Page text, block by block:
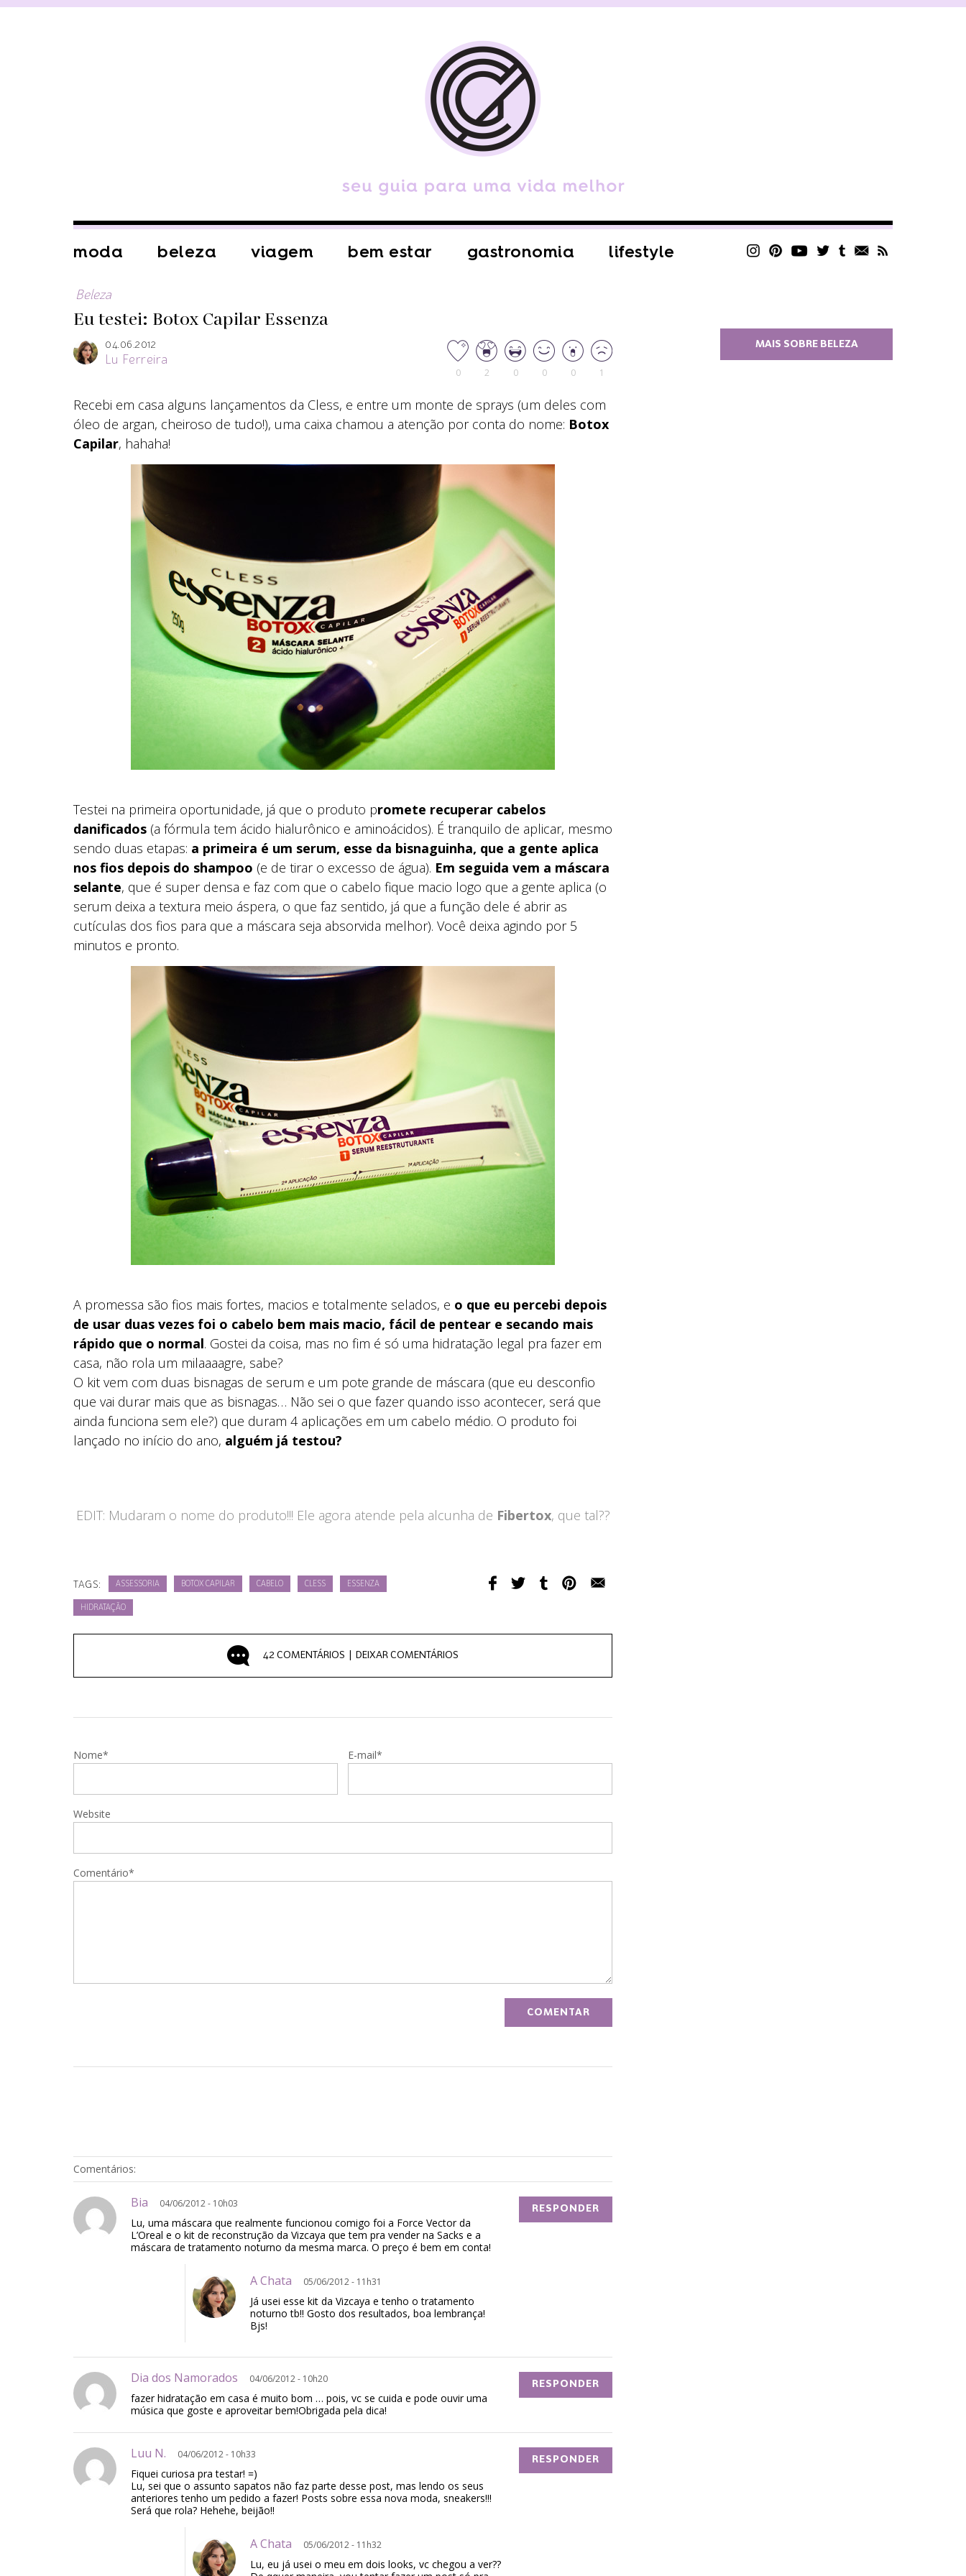
moda beleza viagem bem estar gastronomia lifestyle
Beleza
Eu testei: Botox Capilar Essenza
04.06.2012
Lu Ferreira
0 2 0 0 0 1
Recebi em casa alguns lançamentos da Cless, e entre um monte de sprays (um deles com
óleo de argan, cheiroso de tudo!), uma caixa chamou a atenção por conta do nome: Botox
Capilar, hahaha!
Testei na primeira oportunidade, já que o produto promete recuperar cabelos
danificados (a fórmula tem ácido hialurônico e aminoácidos). É tranquilo de aplicar, mesmo
sendo duas etapas: a primeira é um serum, esse da bisnaguinha, que a gente aplica
nos fios depois do shampoo (e de tirar o excesso de água). Em seguida vem a máscara
selante, que é super densa e faz com que o cabelo fique macio logo que a gente aplica (o
serum deixa a textura meio áspera, o que faz sentido, já que a função dele é abrir as
cutículas dos fios para que a máscara seja absorvida melhor). Você deixa agindo por 5
minutos e pronto.
A promessa são fios mais fortes, macios e totalmente selados, e o que eu percebi depois
de usar duas vezes foi o cabelo bem mais macio, fácil de pentear e secando mais
rápido que o normal. Gostei da coisa, mas no fim é só uma hidratação legal pra fazer em
casa, não rola um milaaaagre, sabe?
O kit vem com duas bisnagas de serum e um pote grande de máscara (que eu desconfio
que vai durar mais que as bisnagas… Não sei o que fazer quando isso acontecer, será que
ainda funciona sem ele?) que duram 4 aplicações em um cabelo médio. O produto foi
lançado no início do ano, alguém já testou?
EDIT: Mudaram o nome do produto!!! Ele agora atende pela alcunha de Fibertox, que tal??
TAGS: ASSESSORIA BOTOX CAPILAR CABELO CLESS ESSENZA
HIDRATAÇÃO
42 COMENTÁRIOS | DEIXAR COMENTÁRIOS
Nome* E-mail*
Website
Comentário*
Comentários:
Bia 04/06/2012 - 10h03
Lu, uma máscara que realmente funcionou comigo foi a Force Vector da
L’Oreal e o kit de reconstrução da Vizcaya que tem pra vender na Sacks e a
máscara de tratamento noturno da mesma marca. O preço é bem em conta!
RESPONDER
A Chata 05/06/2012 - 11h31
Já usei esse kit da Vizcaya e tenho o tratamento
noturno tb!! Gosto dos resultados, boa lembrança!
Bjs!
Dia dos Namorados 04/06/2012 - 10h20
fazer hidratação em casa é muito bom … pois, vc se cuida e pode ouvir uma
música que goste e aproveitar bem!Obrigada pela dica!
RESPONDER
Luu N. 04/06/2012 - 10h33
Fiquei curiosa pra testar! =)
Lu, sei que o assunto sapatos não faz parte desse post, mas lendo os seus
anteriores tenho um pedido a fazer! Posts sobre essa nova moda, sneakers!!!
Será que rola? Hehehe, beijão!!
RESPONDER
A Chata 05/06/2012 - 11h32
Lu, eu já usei o meu em dois looks, vc chegou a ver??
MAIS SOBRE BELEZA